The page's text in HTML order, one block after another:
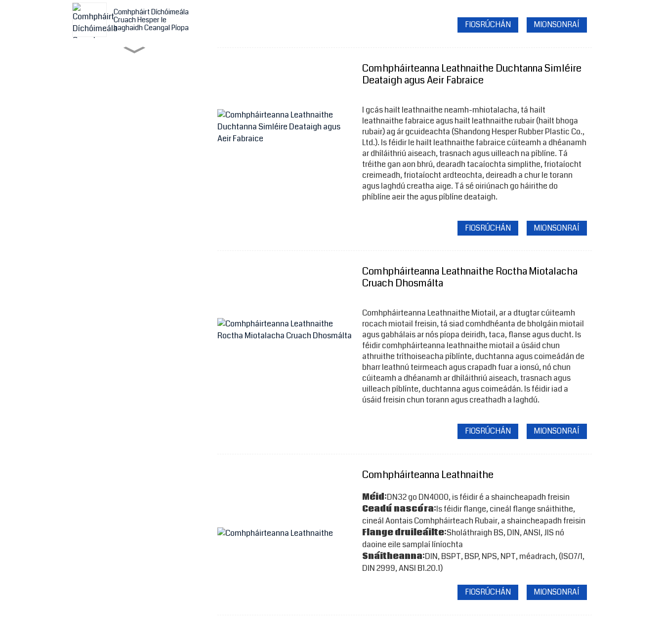
Comhpháirt Díchóimeála
Cruach Hesper le
haghaidh Ceangal Píopa
Éadach Scagaire le
FIOSRÚCHÁN MIONSONRAÍ
Comhpháirteanna Leathnaithe Duchtanna Simléire
Deataigh agus Aeir Fabraice
I gcás hailt leathnaithe neamh-mhiotalacha, tá hailt
leathnaithe fabraice agus hailt leathnaithe rubair (hailt bhoga
rubair) ag ár gcuideachta (Shandong Hesper Rubber Plastic Co.,
Ltd.). Is féidir le hailt leathnaithe fabraice cúiteamh a dhéanamh
ar dhíláithriú aiseach, trasnach agus uilleach na píblíne. Tá
tréithe gan aon bhrú, dearadh tacaíochta simplithe, friotaíocht
creimeadh, friotaíocht ardteochta, deireadh a chur le torann
agus laghdú creatha aige. Tá sé oiriúnach go háirithe do
phíblíne aeir the agus píblíne deataigh.
FIOSRÚCHÁN MIONSONRAÍ
Comhpháirteanna Leathnaithe Roctha Miotalacha
Cruach Dhosmálta
Comhpháirteanna Leathnaithe Miotail, ar a dtugtar cúiteamh
rocach miotail freisin, tá siad comhdhéanta de bholgáin miotail
agus gabhálais ar nós píopa deiridh, taca, flanse agus ducht. Is
féidir comhpháirteanna leathnaithe miotail a úsáid chun
athruithe tríthoiseacha píblínte, duchtanna agus coimeádán de
bharr leathnú teirmeach agus crapadh fuar a ionsú, nó chun
cúiteamh a dhéanamh ar dhíláithriú aiseach, trasnach agus
uilleach píblínte, duchtanna agus coimeádán. Is féidir iad a
úsáid freisin chun torann agus creathadh a laghdú.
FIOSRÚCHÁN MIONSONRAÍ
Comhpháirteanna Leathnaithe
Méid:DN32 go DN4000, is féidir é a shaincheapadh freisin
Ceadú nascóra:Is féidir flange, cineál flange snáithithe,
cineál Aontais Comhpháirteach Rubair, a shaincheapadh freisin
Flange druileáilte:Sholáthraigh BS, DIN, ANSI, JIS nó
daoine eile samplaí líníochta
Snáitheanna:DIN, BSPT, BSP, NPS, NPT, méadrach, (ISO7/1,
DIN 2999, ANSI B1.20.1)
FIOSRÚCHÁN MIONSONRAÍ